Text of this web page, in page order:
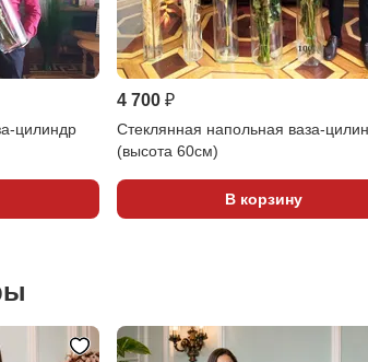
цилиндр
4 700 ₽
Стеклянная напольная ваза-
(высота 60см)
В корзину